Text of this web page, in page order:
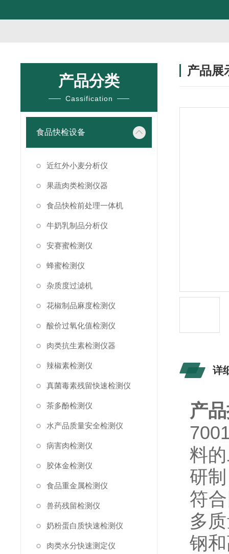
产品分类
Cassification
食品快检设备
近红外小麦分析仪
果蔬肉类检测仪器
食品快检前处理一体机
牛奶乳制品分析仪
安赛蜜检测仪
蜂蜜检测仪
杂质度过滤机
花椒制品麻度检测仪
酸价过氧化值检测仪
肉类抗生素检测仪器
辣椒素检测仪
真菌毒素残留快速检测仪
茶多酚检测仪
水产品质量安全检测仪
病害肉检测仪
胶体金检测仪
食品重金属检测仪
兽药残留检测仪
奶粉蛋白质快速检测仪
肉类水分快速测定仪
产品展
详
产
料
研
符
多
钢